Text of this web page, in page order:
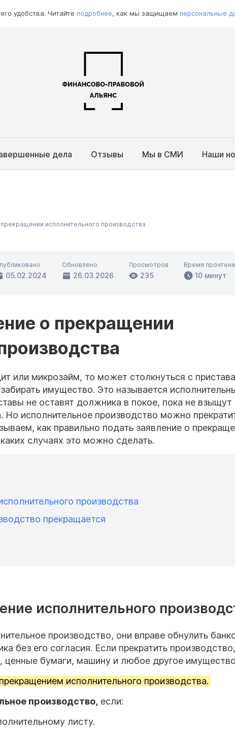
удобства. Читайте подробнее, как мы защищаем персональные
дела Отзывы Мы в СМИ Наши
исполнительного производства
05.02.2024
Обновлено
26.03.2026
Просмотров
235
Время
10 минут
о прекращении
или микрозайм, то может столкнуться с
имущество. Это называется
не оставят должника в покое, пока не взыщут
исполнительное производство можно
как правильно подать заявление о
случаях это можно сделать.
производства
прекращается
исполнительного
производство, они вправе обнулить
без его согласия. Если прекратить производство,
ценные бумаги, машину и любое другое
прекращением исполнительного производства.
производство, если:
листу.